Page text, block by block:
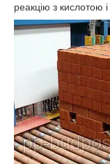
реакцію з кислотою і